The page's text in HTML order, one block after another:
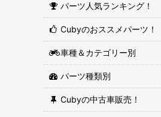
パーツ人気ランキング！
Cubyのおススメパーツ！
車種＆カテゴリー別
パーツ種類別
Cubyの中古車販売！